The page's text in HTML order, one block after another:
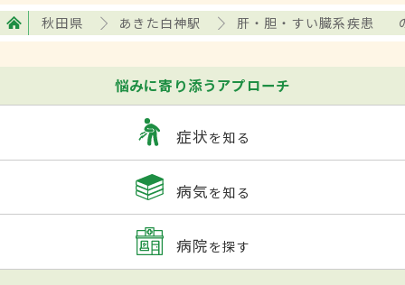
秋田県 あきた白神駅 肝・胆・すい臓系疾患
悩みに寄り添うアプローチ
症状を知る
病気を知る
病院を探す